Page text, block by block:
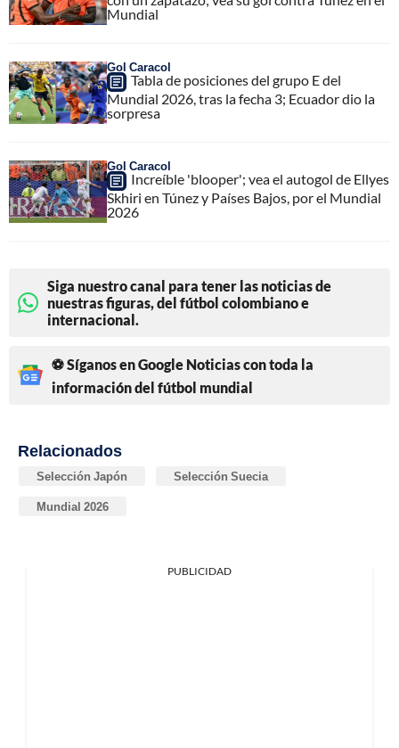
Mundial
Gol Caracol
Tabla de posiciones del grupo E del
Mundial 2026, tras la fecha 3; Ecuador dio la
sorpresa
Gol Caracol
Increíble 'blooper'; vea el autogol de Ellyes
Skhiri en Túnez y Países Bajos, por el Mundial
2026
Siga nuestro canal para tener las noticias de
nuestras figuras, del fútbol colombiano e
internacional.
⚽ Síganos en Google Noticias con toda la
información del fútbol mundial
Relacionados
Selección Japón Selección Suecia
Mundial 2026
PUBLICIDAD